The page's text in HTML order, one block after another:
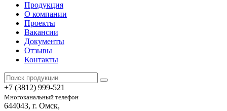
Продукция
О компании
Проекты
Вакансии
Документы
Отзывы
Контакты
+7 (3812) 999-521
Многоканальный телефон
644043, г. Омск,